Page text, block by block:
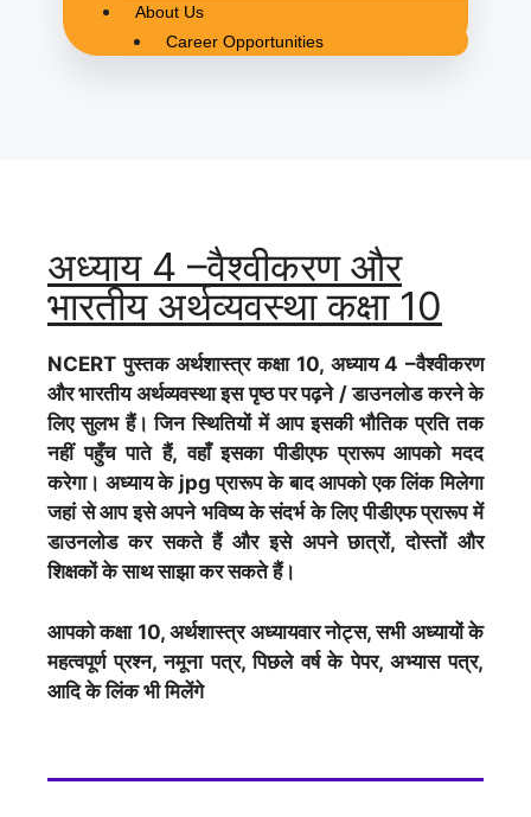
About Us
Career Opportunities
अध्याय 4 –वैश्वीकरण और
भारतीय अर्थव्यवस्था कक्षा 10
NCERT पुस्तक अर्थशास्त्र कक्षा 10, अध्याय 4 –वैश्वीकरण
और भारतीय अर्थव्यवस्था इस पृष्ठ पर पढ़ने / डाउनलोड करने के
लिए सुलभ हैं। जिन स्थितियों में आप इसकी भौतिक प्रति तक
नहीं पहुँच पाते हैं, वहाँ इसका पीडीएफ प्रारूप आपको मदद
करेगा। अध्याय के jpg प्रारूप के बाद आपको एक लिंक मिलेगा
जहां से आप इसे अपने भविष्य के संदर्भ के लिए पीडीएफ प्रारूप में
डाउनलोड कर सकते हैं और इसे अपने छात्रों, दोस्तों और
शिक्षकों के साथ साझा कर सकते हैं।
आपको कक्षा 10,अर्थशास्त्रअध्यायवार नोट्स, सभी अध्यायों के
महत्वपूर्ण प्रश्न, नमूना पत्र, पिछले वर्ष के पेपर, अभ्यास पत्र,
आदि के लिंक भी मिलेंगे